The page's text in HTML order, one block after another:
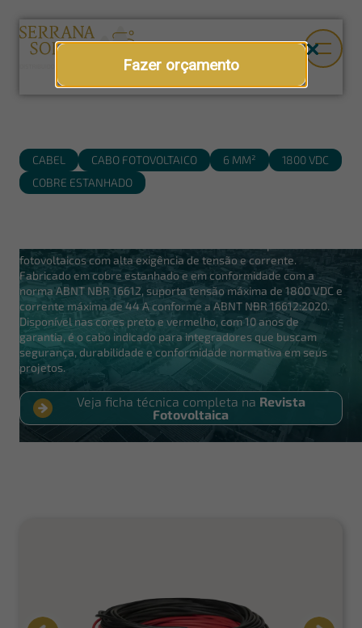
Fazer orçamento
CABEL CABO FOTOVOLTAICO 6 MM²
1800 VDC
COBRE ESTANHADO
fotovoltaicos com alta exigência de tensão e corrente.
Fabricado em cobre estanhado e em conformidade com a
norma ABNT NBR 16612, suporta tensão máxima de 1800 VDC e
corrente máxima de 44 A conforme a ABNT NBR 16612:2020.
Disponível nas cores preto e vermelho, com 10 anos de
garantia, é o cabo indicado para integradores que buscam
segurança, durabilidade e conformidade normativa em seus
projetos.
Veja ficha técnica completa na Revista
Fotovoltaica